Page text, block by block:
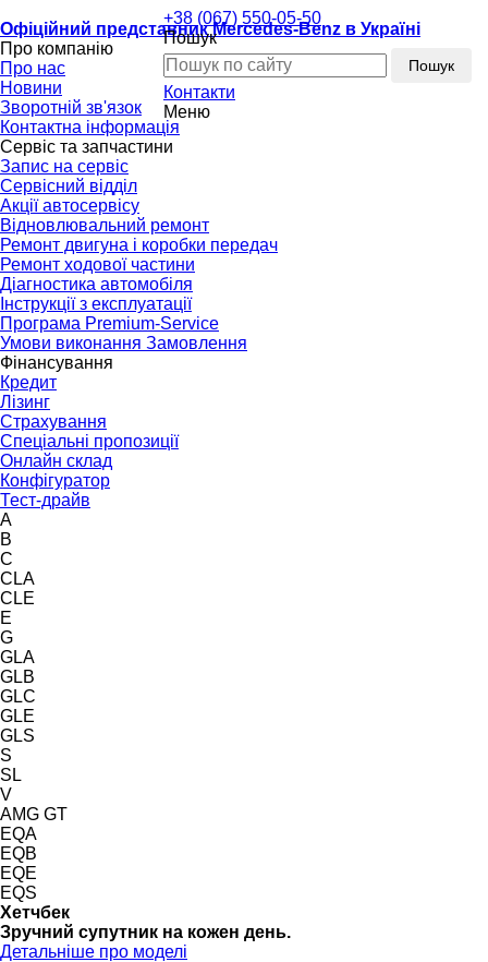
Офіційний представник Mercedes-Benz в Україні
+38 (067) 550-05-50
Пошук
Пошук
Контакти
Меню
Про компанію
Про нас
Новини
Зворотній зв'язок
Контактна інформація
Сервіс та запчастини
Запис на сервіс
Сервісний відділ
Акції автосервісу
Відновлювальний ремонт
Ремонт двигуна і коробки передач
Ремонт ходової частини
Діагностика автомобіля
Інструкції з експлуатації
Програма Premium-Service
Умови виконання Замовлення
Фінансування
Кредит
Лізинг
Страхування
Спеціальні пропозиції
Онлайн склад
Конфігуратор
Тест-драйв
A
B
C
CLA
CLE
E
G
GLA
GLB
GLC
GLE
GLS
S
SL
V
AMG GT
EQA
EQB
EQE
EQS
Хетчбек
Зручний супутник на кожен день.
Детальніше про моделі